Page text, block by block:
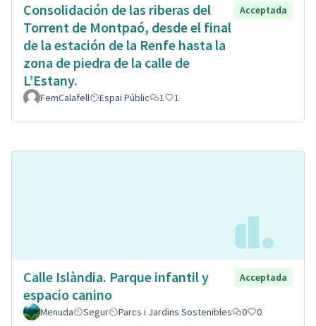
Consolidación de las riberas del
Torrent de Montpaó, desde el final
de la estación de la Renfe hasta la
zona de piedra de la calle de
L’Estany.
Acceptada
FemCalafell Espai Públic 1 1
Calle Islàndia. Parque infantil y
espacio canino
Acceptada
Menuda Segur Parcs i Jardins Sostenibles 0 0